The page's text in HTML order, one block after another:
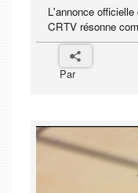
L'annonce
CRTV résonne
Par